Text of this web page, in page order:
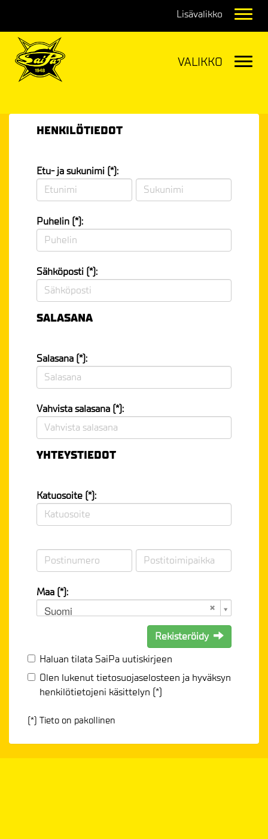
HENKILÖTIEDOT
Etu- ja sukunimi (*):
Puhelin (*):
Sähköposti (*):
SALASANA
Salasana (*):
Vahvista salasana (*):
YHTEYSTIEDOT
Katuosoite (*):
Maa (*):
Suomi
Rekisteröidy
Haluan tilata SaiPa uutiskirjeen
Olen lukenuttietosuojaselosteen ja hyväksyn
henkilötietojeni käsittelyn (*)
(*) Tieto on pakollinen